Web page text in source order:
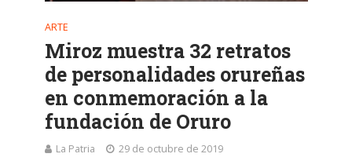
ARTE
Miroz muestra 32 retratos
de personalidades orureñas
en conmemoración a la
fundación de Oruro
La Patria 29 de octubre de 2019